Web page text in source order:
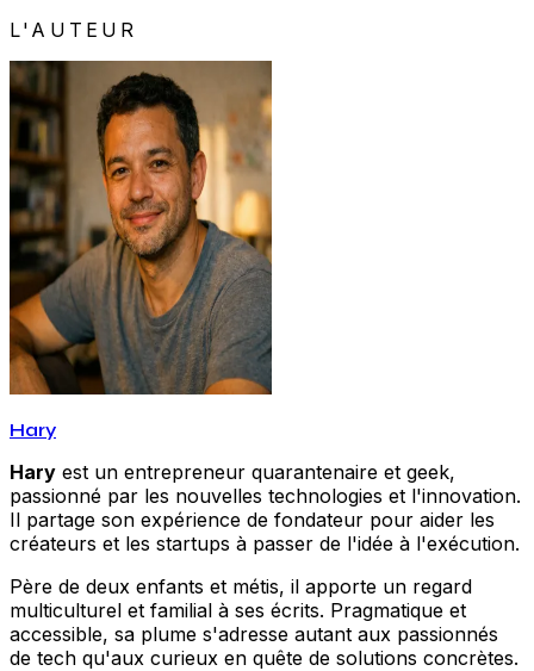
L'AUTEUR
Hary
Hary est un entrepreneur quarantenaire et geek,
passionné par les nouvelles technologies et l'innovation.
Il partage son expérience de fondateur pour aider les
créateurs et les startups à passer de l'idée à l'exécution.
Père de deux enfants et métis, il apporte un regard
multiculturel et familial à ses écrits. Pragmatique et
accessible, sa plume s'adresse autant aux passionnés
de tech qu'aux curieux en quête de solutions concrètes.